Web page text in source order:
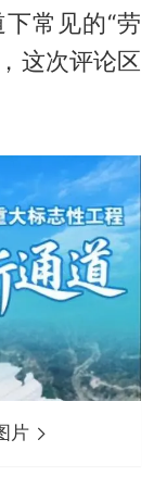
常见的“劳
这次评论区
片